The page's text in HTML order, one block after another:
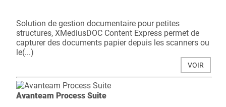
Solution de gestion documentaire pour petites
structures, XMediusDOC Content Express permet de
capturer des documents papier depuis les scanners ou
le(...)
VOIR
Avanteam Process Suite